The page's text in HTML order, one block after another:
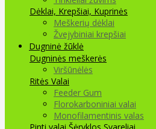
Dėklai, Krepšiai, Kuprinės
Meškerių dėklai
Žvejybiniai krepšiai
Dugninė žūklė
Dugninės meškerės
Viršūnėlės
Ritės Valai
Feeder Gum
Florokarboniniai valai
Monofilamentinis valas
Pinti valai Šėryklos Svareliai